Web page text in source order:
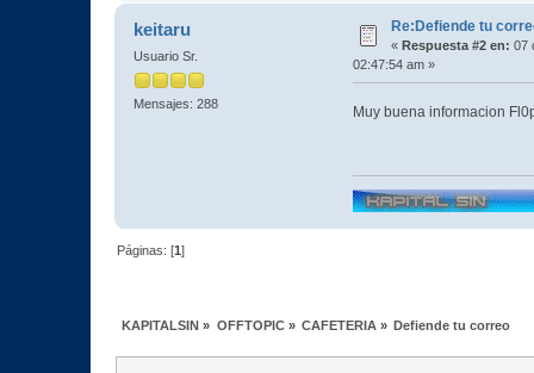
keitaru
Usuario Sr.
Mensajes: 288
Re:Defiende tu
« Respuesta #2 en: 07
02:47:54 am »
Muy buena informacion
Páginas: [1]
KAPITALSIN » OFFTOPIC» CAFETERIA» Defiende tu correo